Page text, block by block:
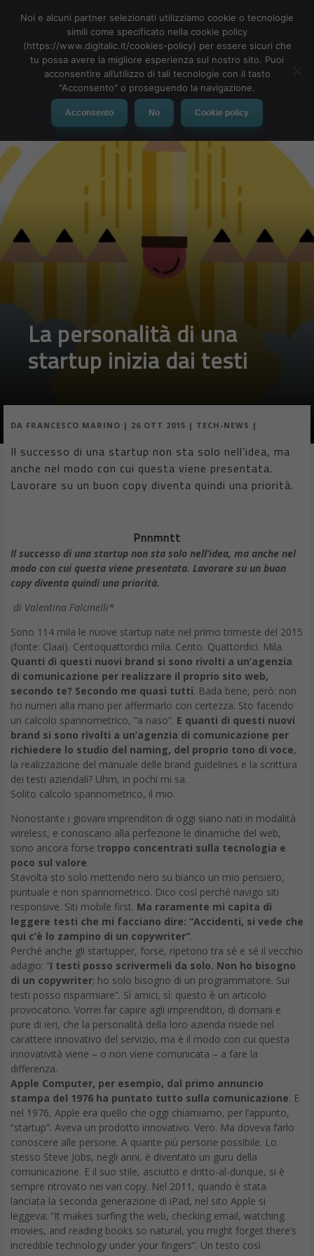
MENU
La personalità di una
startup inizia dai testi
DA FRANCESCO MARINO | 26 OTT 2015 | TECH-NEWS |
Il successo di una startup non sta solo nell’idea, ma
anche nel modo con cui questa viene presentata.
Lavorare su un buon copy diventa quindi una priorità.
Pnnmntt
Il successo di una startup non sta solo nell’idea, ma anche nel
modo con cui questa viene presentata. Lavorare su un buon
copy diventa quindi una priorità.
di Valentina Falcinelli*
Sono 114 mila le nuove startup nate nel primo trimeste del 2015
(fonte: Claai). Centoquattordici mila. Cento. Quattordici. Mila.
Quanti di questi nuovi brand si sono rivolti a un’agenzia
di comunicazione per realizzare il proprio sito web,
secondo te? Secondo me quasi tutti. Bada bene, però: non
ho numeri alla mano per affermarlo con certezza. Sto facendo
un calcolo spannometrico, “a naso”. E quanti di questi nuovi
brand si sono rivolti a un’agenzia di comunicazione per
richiedere lo studio del naming, del proprio tono di voce,
la realizzazione del manuale delle brand guidelines e la scrittura
dei testi aziendali? Uhm, in pochi mi sa.
Solito calcolo spannometrico, il mio.
Nonostante i giovani imprenditori di oggi siano nati in modalità
wireless, e conoscano alla perfezione le dinamiche del web,
sono ancora forse troppo concentrati sulla tecnologia e
poco sul valore.
Stavolta sto solo mettendo nero su bianco un mio pensiero,
puntuale e non spannometrico. Dico così perché navigo siti
responsive. Siti mobile first. Ma raramente mi capita di
leggere testi che mi facciano dire: “Accidenti, si vede che
qui c’è lo zampino di un copywriter”.
Perché anche gli startupper, forse, ripetono tra sé e sé il vecchio
adagio: “I testi posso scrivermeli da solo. Non ho bisogno
di un copywriter; ho solo bisogno di un programmatore. Sui
testi posso risparmiare”. Sì amici, sì: questo è un articolo
provocatorio. Vorrei far capire agli imprenditori, di domani e
pure di ieri, che la personalità della loro azienda risiede nel
carattere innovativo del servizio, ma è il modo con cui questa
innovatività viene – o non viene comunicata ­– a fare la
differenza.
Apple Computer, per esempio, dal primo annuncio
stampa del 1976 ha puntato tutto sulla comunicazione. E
nel 1976, Apple era quello che oggi chiamiamo, per l’appunto,
“startup”. Aveva un prodotto innovativo. Vero. Ma doveva farlo
conoscere alle persone. A quante più persone possibile. Lo
stesso Steve Jobs, negli anni, è diventato un guru della
comunicazione. E il suo stile, asciutto e dritto-al-dunque, si è
sempre ritrovato nei vari copy. Nel 2011, quando è stata
lanciata la seconda generazione di iPad, nel sito Apple si
leggeva: “It makes surfing the web, checking email, watching
movies, and reading books so natural, you might forget there’s
incredible technology under your fingers”. Un testo così
Noi e alcuni partner selezionati utilizziamo cookie o tecnologie
simili come specificato nella cookie policy
(https://www.digitalic.it/cookies-policy) per essere sicuri che
tu possa avere la migliore esperienza sul nostro sito. Puoi
acconsentire all’utilizzo di tali tecnologie con il tasto
"Acconsento" o proseguendo la navigazione.
Acconsento No Cookie policy